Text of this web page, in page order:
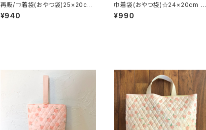
再販/巾着袋(おやつ袋)25×20cm
ピンク【カーテンキャット】★KY.141
5 猫 ネコ 女の子 給食袋｜通
¥940
巾着袋(おやつ袋)☆24×20cm 裏
地付き【デイジー柄】 ★KB. 女の
子 花柄 シンプル 大人｜通園
¥990